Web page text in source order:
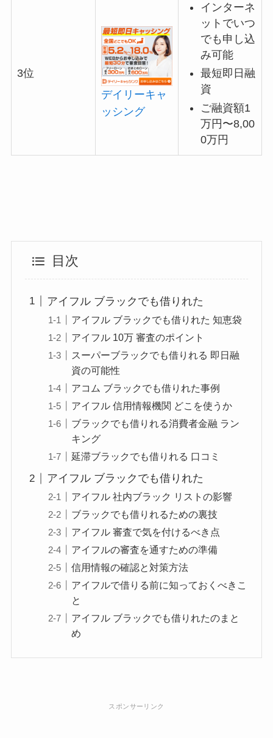
3位
デイリーキャ
ッシング
インターネ
ットでいつ
でも申し込
み可能
最短即日融
資
ご融資額1
万円〜8,00
0万円
目次
アイフル ブラックでも借りれた
アイフル ブラックでも借りれた 知恵袋
アイフル 10万 審査のポイント
スーパーブラックでも借りれる 即日融
資の可能性
アコム ブラックでも借りれた事例
アイフル 信用情報機関 どこを使うか
ブラックでも借りれる消費者金融 ラン
キング
延滞ブラックでも借りれる 口コミ
アイフル ブラックでも借りれた
アイフル 社内ブラック リストの影響
ブラックでも借りれるための裏技
アイフル 審査で気を付けるべき点
アイフルの審査を通すための準備
信用情報の確認と対策方法
アイフルで借りる前に知っておくべきこ
と
アイフル ブラックでも借りれたのまと
め
スポンサーリンク